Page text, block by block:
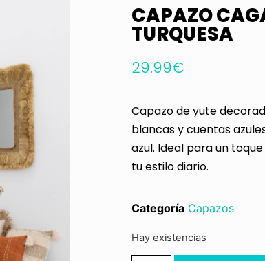
CAPAZO
TURQUESA
29.99€
Capazo de yute
blancas y cuentas
azul. Ideal para un
tu estilo diario.
Categoría Capazos
Hay existencias